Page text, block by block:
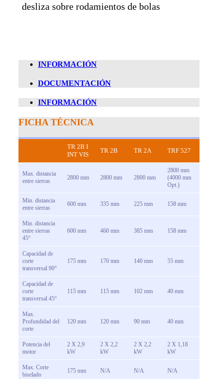
desliza sobre rodamientos de bolas
INFORMACIÓN
DOCUMENTACIÓN
INFORMACIÓN
FICHA TÉCNICA
TR 2B I
INT VIS
TR 2B TR 2A TRF 527
Max. distancia
entre sierras
2800 mm 2800 mm 2800 mm
2800 mm
(4000 mm
Opt.)
Min. distancia
entre sierras
600 mm 335 mm 225 mm 158 mm
Min. distancia
entre sierras
45°
600 mm 460 mm 385 mm 158 mm
Capacidad de
corte
transversal 90°
175 mm 170 mm 140 mm 55 mm
Capacidad de
corte
transversal 45°
115 mm 115 mm 102 mm 40 mm
Max.
Profundidad del
corte
120 mm 120 mm 90 mm 40 mm
Potencia del
motor
2 X 2,9
kW
2 X 2,2
kW
2 X 2,2
kW
2 X 1,18
kW
Max. Corte
biselado
175 mm N/A N/A N/A